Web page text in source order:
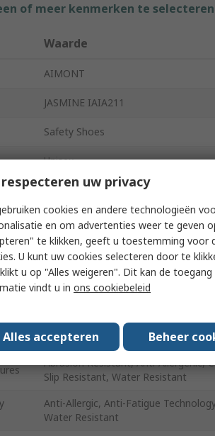
of meer kenmerken te
Waarde
AIMONT
JASMINE IAIA211
Safety Shoes
Unisex
38
White
Elastic Band
6
Abrasion Resistant, Anti-Allergenic,
Slip Resistant, Water Resistant
Anti-Allergic, Anti-Fatigue
Water Resistant
respecteren uw privacy
cookies en andere technologieën
en om advertenties weer te geven
te klikken, geeft u toestemming voor
U kunt uw cookies selecteren door te
u op "Alles weigeren". Dit kan de
vindt u in ons cookiebeleid
Alles accepteren Beheer